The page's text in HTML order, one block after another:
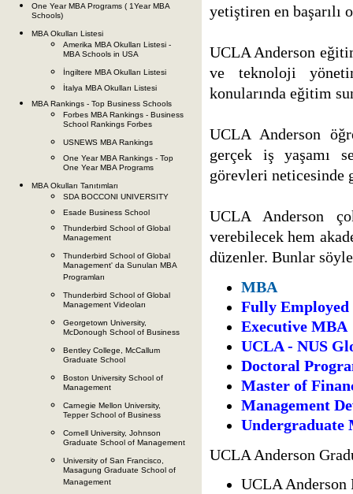
One Year MBA Programs ( 1Year MBA
Schools)
MBA Okulları Listesi
Amerika MBA Okulları Listesi -
MBA Schools in USA
İngiltere MBA Okulları Listesi
İtalya MBA Okulları Listesi
MBA Rankings - Top Business Schools
Forbes MBA Rankings - Business
School Rankings Forbes
USNEWS MBA Rankings
One Year MBA Rankings - Top
One Year MBA Programs
MBA Okulları Tanıtımları
SDA BOCCONI UNIVERSITY
Esade Business School
Thunderbird School of Global
Management
Thunderbird School of Global
Management' da Sunulan MBA
Programları
Thunderbird School of Global
Management Videoları
Georgetown University,
McDonough School of Business
Bentley College, McCallum
Graduate School
Boston University School of
Management
Carnegie Mellon University,
Tepper School of Business
Cornell University, Johnson
Graduate School of Management
University of San Francisco,
Masagung Graduate School of
Management
yetiştiren en başarılı
UCLA Anderson
ve teknoloji
konularında eğitim
UCLA Anderson
gerçek iş yaşamı
görevleri
UCLA Anderson
verebilecek hem
düzenler. Bunlar
MBA
Fully
Executive MBA
UCLA - NUS
Doctoral
Master of
Management
Undergraduate
UCLA Anderson
UCLA Anderson